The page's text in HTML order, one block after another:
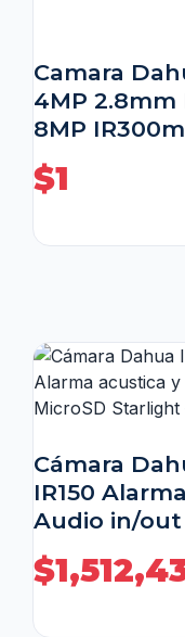
Camara
4MP 2.8mm
8MP
$1
Cámara
IR150
Audio in/out
$